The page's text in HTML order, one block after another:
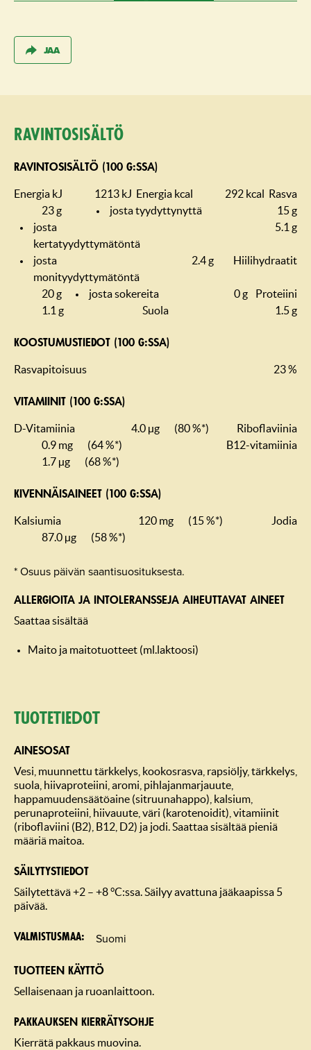
JAA
Ravintosisältö
RAVINTOSISÄLTÖ (100 G:SSA)
Energia kJ 1213 kJ Energia kcal 292 kcal Rasva
23 g
josta tyydyttynyttä
15 g
josta
kertatyydyttymätöntä
5.1 g
josta
monityydyttymätöntä
2.4 g Hiilihydraatit
20 g josta sokereita 0 g
Proteiini
1.1 g
Suola 1.5 g
KOOSTUMUS­TIEDOT (100 G:SSA)
Rasvapitoisuus 23 %
VITAMIINIT (100 G:SSA)
D-Vitamiinia 4.0 µg (80 %*)
Riboflaviinia
0.9 mg
(64 %*)
B12-vitamiinia
1.7 µg
(68 %*)
KIVENNÄISAINEET (100 G:SSA)
Kalsiumia 120 mg (15 %*)
Jodia
87.0 µg
(58 %*)
* Osuus päivän saantisuosituksesta.
ALLERGIOITA JA INTOLERANSSEJA AIHEUTTAVAT AINEET
Saattaa sisältää
Maito ja maitotuotteet (ml.laktoosi)
Tuotetiedot
AINESOSAT
Vesi, muunnettu tärkkelys, kookosrasva, rapsiöljy, tärkkelys,
suola, hiivaproteiini, aromi, pihlajanmarjauute,
happamuudensäätöaine (sitruunahappo), kalsium,
perunaproteiini, hiivauute, väri (karotenoidit), vitamiinit
(riboflaviini (B2), B12, D2) ja jodi. Saattaa sisältää pieniä
määriä maitoa.
SÄILYTYSTIEDOT
Säilytettävä +2 – +8 °C:ssa. Säilyy avattuna jääkaapissa 5
päivää.
Valmistusmaa Suomi
TUOTTEEN KÄYTTÖ
Sellaisenaan ja ruoanlaittoon.
PAKKAUKSEN KIERRÄTYSOHJE
Kierrätä pakkaus muovina.